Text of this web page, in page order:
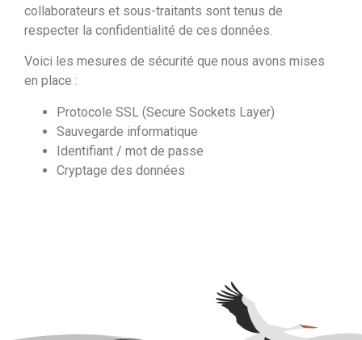
collaborateurs et sous-traitants sont tenus de
respecter la confidentialité de ces données.
Voici les mesures de sécurité que nous avons mises
en place :
Protocole SSL (Secure Sockets Layer)
Sauvegarde informatique
Identifiant / mot de passe
Cryptage des données